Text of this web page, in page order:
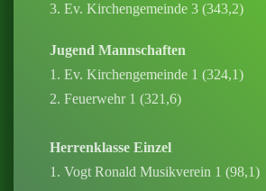
3. Ev. Kirchengemeinde 3 (343,2)
Jugend Mannschaften
1. Ev. Kirchengemeinde 1 (324,1)
2. Feuerwehr 1 (321,6)
Herrenklasse Einzel
1. Vogt Ronald Musikverein 1 (98,1)